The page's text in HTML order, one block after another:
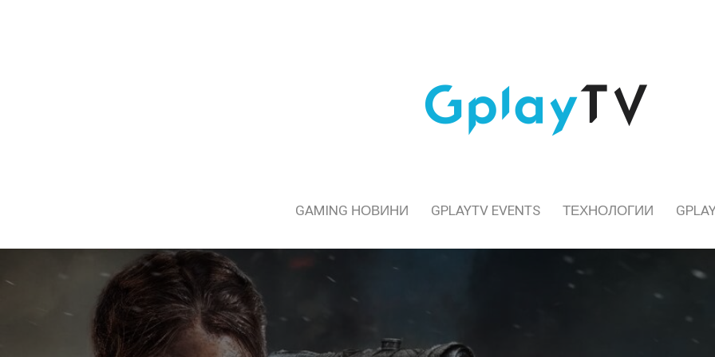
GAMING НОВИНИ GPLAYTV EVENTS ТЕХНОЛОГИИ